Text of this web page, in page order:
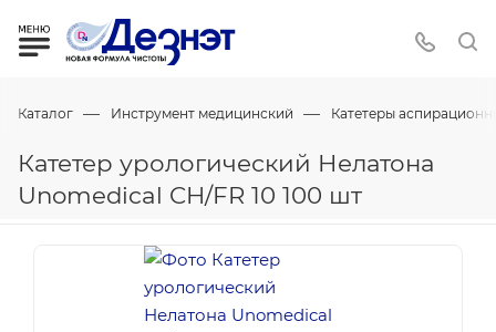
Каталог — Инструмент медицинский — Катетеры
Катетер урологический Нелатона
Unomedical CH/FR 10 100 шт